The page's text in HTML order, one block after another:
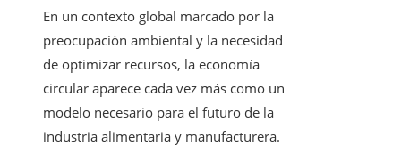
En un contexto global marcado por la
preocupación ambiental y la necesidad
de optimizar recursos, la economía
circular aparece cada vez más como un
modelo necesario para el futuro de la
industria alimentaria y manufacturera.